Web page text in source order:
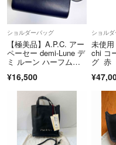
ショルダーバッグ
【極美品】A.P.C. アー
ペーセー demi-Lune デ
ミ ルーン ハーフムー
グ レザー ネイビー
¥16,500
ショル
未使
chi コ
グ 赤